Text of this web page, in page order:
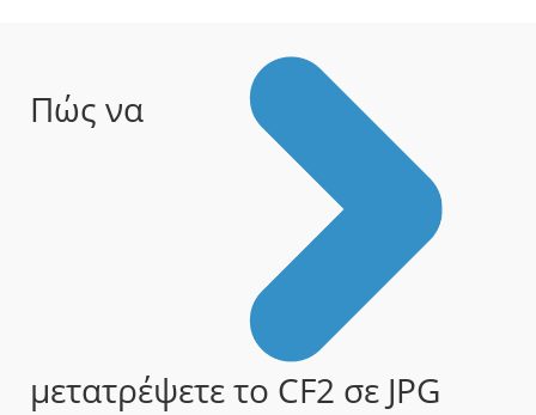
Πώς να
μετατρέψετε το CF2 σε JPG